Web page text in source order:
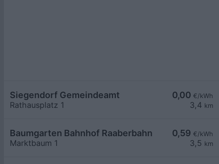
0,00 €/kWh
3,4 km
Siegendorf Gemeindeamt
Rathausplatz 1
0,59 €/kWh
3,5 km
Baumgarten Bahnhof Raaberbahn
Marktbaum 1